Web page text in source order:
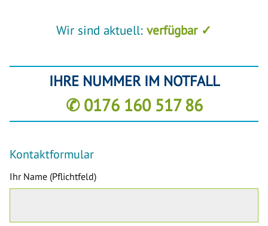
Wir sind aktuell: verfügbar ✓
IHRE NUMMER IM NOTFALL
✆ 0176 160 517 86
Kontaktformular
Ihr Name (Pflichtfeld)